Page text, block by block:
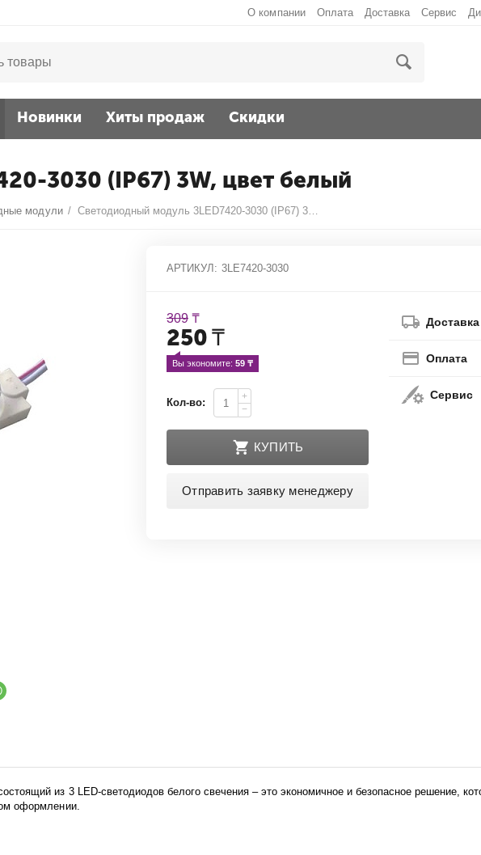
О компании Оплата Доставка Сервис
Новинки Хиты продаж Скидки
3030 (IP67) 3W, цвет белый
модули / Светодиодный модуль 3LED7420-3030 (IP67) 3W, цвет белый
АРТИКУЛ: 3LE7420-3030
309 ₸
250₸
Вы экономите: 59 ₸
Кол-во:
+
−
КУПИТЬ
Отправить заявку менеджеру
Доставка
Оплата
Сервис
из 3 LED-светодиодов белого свечения – это экономичное и безопасное решение,
оформлении.